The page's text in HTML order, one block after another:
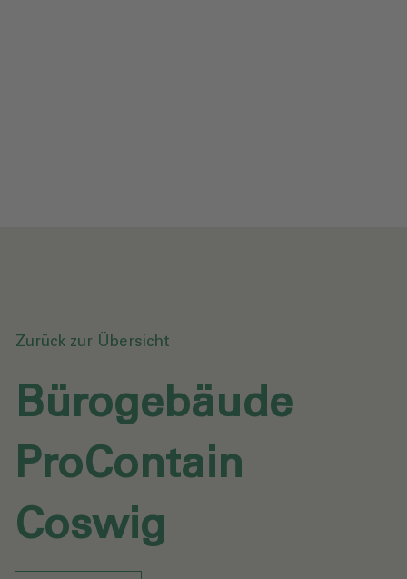
Zurück zur Übersicht
Bürogebäude
ProContain
Coswig‎